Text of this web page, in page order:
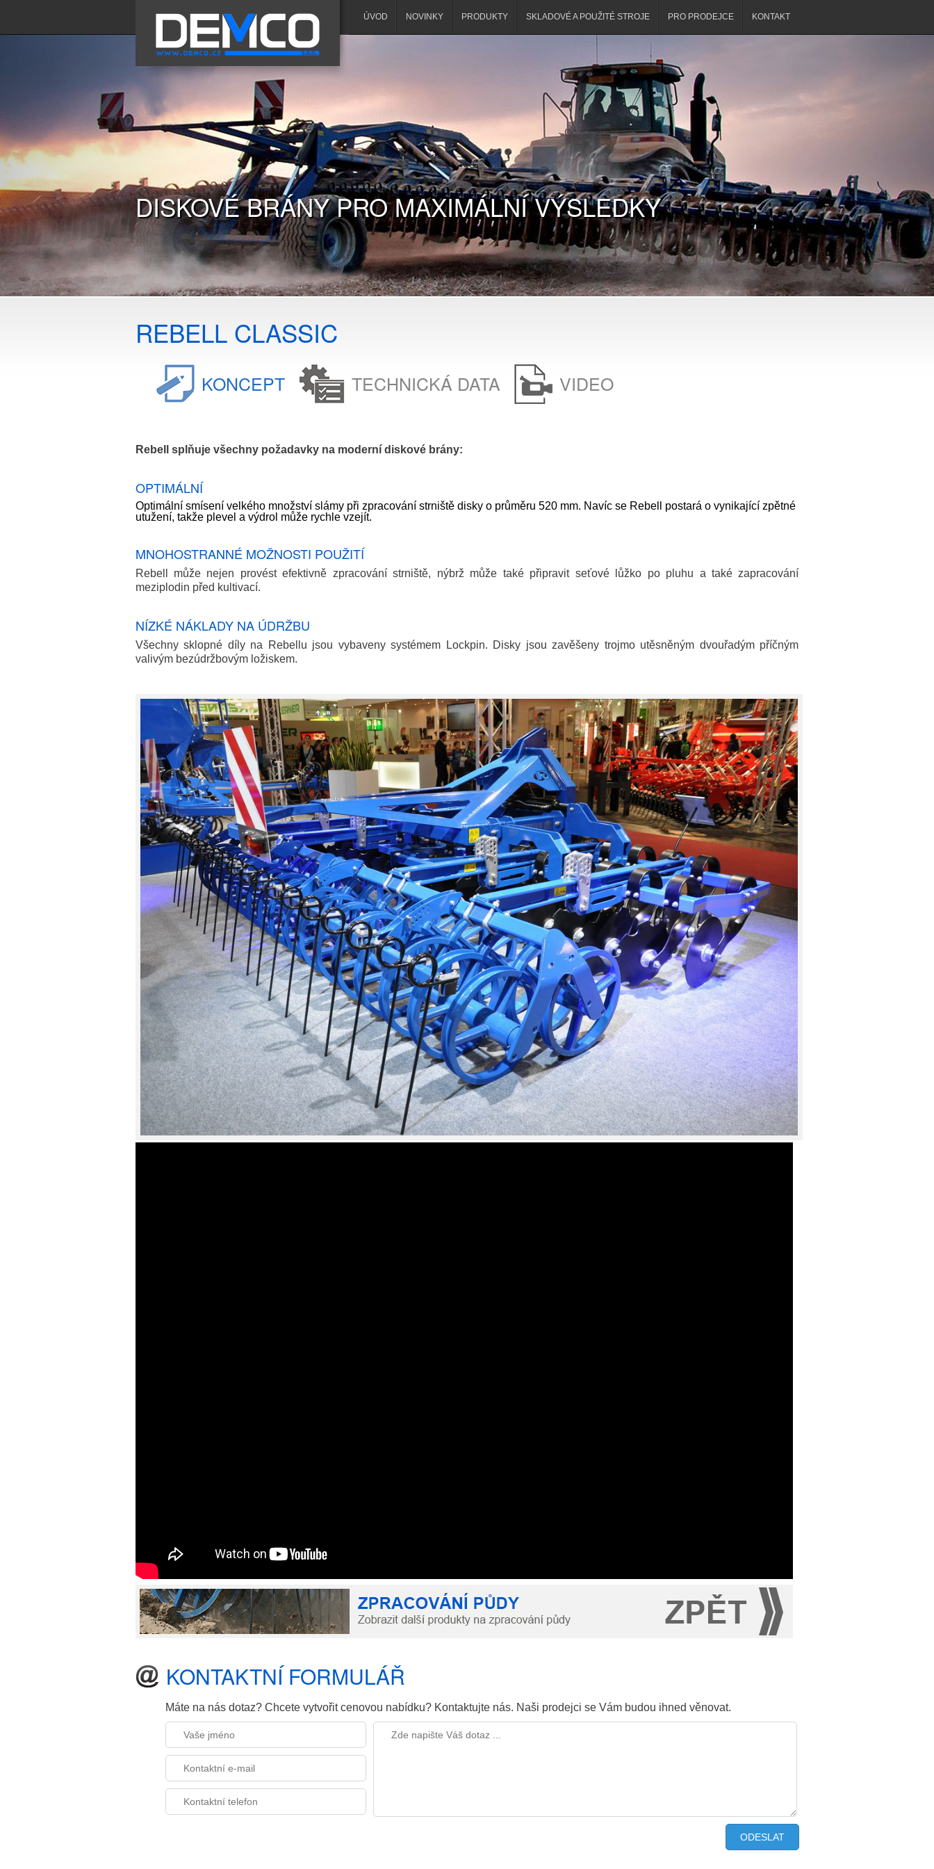
ÚVOD NOVINKY PRODUKTY SKLADOVÉ A POUŽITÉ STROJE PRO PRODEJCE KONTAKT
REBELL CLASSIC
KONCEPT TECHNICKÁ DATA VIDEO
Rebell splňuje všechny požadavky na moderní diskové brány:
OPTIMÁLNÍ
Optimální smísení velkého množství slámy při zpracování strniště disky o průměru 520 mm. Navíc se Rebell postará o vynikající zpětné
utužení, takže plevel a výdrol může rychle vzejít.
MNOHOSTRANNÉ MOŽNOSTI POUŽITÍ
Rebell může nejen provést efektivně zpracování strniště, nýbrž může také připravit seťové lůžko po pluhu a také zapracování
meziplodin před kultivací.
NÍZKÉ NÁKLADY NA ÚDRŽBU
Všechny sklopné díly na Rebellu jsou vybaveny systémem Lockpin. Disky jsou zavěšeny trojmo utěsněným dvouřadým příčným
valivým bezúdržbovým ložiskem.
KONTAKTNÍ FORMULÁŘ
Máte na nás dotaz? Chcete vytvořit cenovou nabídku? Kontaktujte nás. Naši prodejci se Vám budou ihned věnovat.
DISKOVÉ BRÁNY PRO MAXIMÁLNÍ VÝSLEDKY